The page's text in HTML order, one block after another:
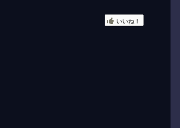
いいね！